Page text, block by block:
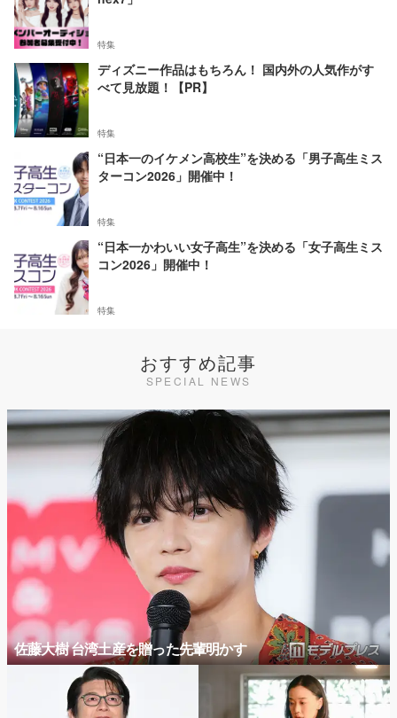
特集
ディズニー作品はもちろん！ 国内外の人気作がす
べて見放題！【PR】
特集
“日本一のイケメン高校生”を決める「男子高生ミス
ターコン2026」開催中！
特集
“日本一かわいい女子高生”を決める「女子高生ミス
コン2026」開催中！
特集
おすすめ記事
SPECIAL NEWS
佐藤大樹 台湾土産を贈った先輩明かす